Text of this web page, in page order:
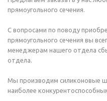
прямоугольного сечения.
С вопросами по поводу
прямоугольного сечения вы
менеджерам нашего отдела
отдела.
Мы производим силиконовые
наиболее